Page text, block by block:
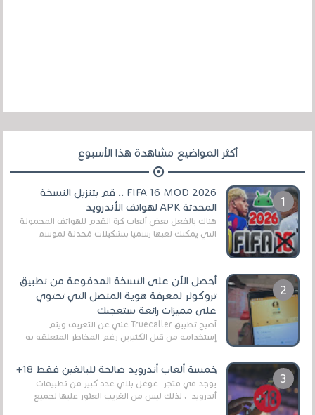
أكثر المواضيع مشاهدة هذا الأسبوع
FIFA 16 MOD 2026 .. قم بتنزيل النسخة
المحدثة APK لهواتف الأندرويد
هناك بالفعل بعض ألعاب كرة القدم للهواتف المحمولة
التي يمكنك لعبها رسميًا بتشكيلات مُحدثة لموسم
أحصل الآن على النسخة المدفوعة من تطبيق
تروكولر لمعرفة هوية المتصل التي تحتوي
على مميزات رائعة ستعجبك
أصبح تطبيق Truecaller غني عن التعريف ويتم
إستخدامه من قبل الكثيرين رغم المخاطر المتعلقه به
خمسة ألعاب أندرويد صالحة للبالغين فقط 18+
يوجد في متجر غوغل بلاي عدد كبير من تطبيقات
أندرويد ، لذلك ليس من الغريب العثور عليها لجميع